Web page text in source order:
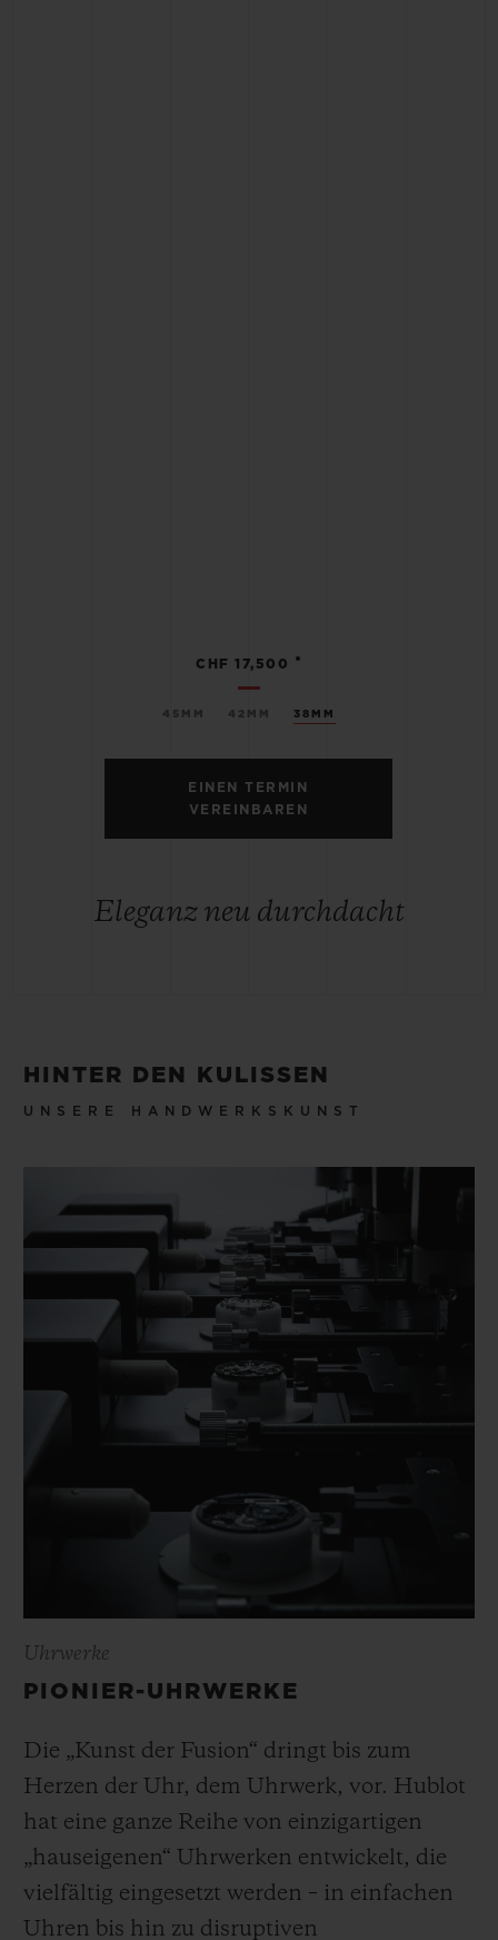
45MM 42MM 38MM
CHF 17,500 •
EINEN TERMIN
VEREINBAREN
Eleganz neu durchdacht
HINTER DEN KULISSEN
UNSERE HANDWERKSKUNST
Uhrwerke
PIONIER-UHRWERKE
Die „Kunst der Fusion“ dringt bis zum
Herzen der Uhr, dem Uhrwerk, vor. Hublot
hat eine ganze Reihe von einzigartigen
„hauseigenen“ Uhrwerken entwickelt, die
vielfältig eingesetzt werden – in einfachen
Uhren bis hin zu disruptiven